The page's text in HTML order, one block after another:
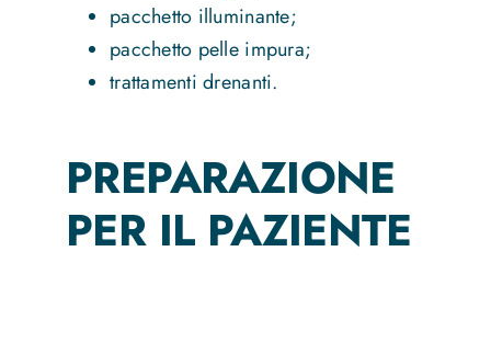
pacchetto illuminante;
pacchetto pelle impura;
trattamenti drenanti.
PREPARAZIONE
PER IL PAZIENTE